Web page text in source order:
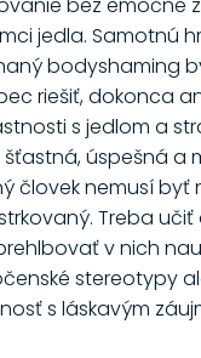
bez emočne
jedla. Samotnú
bodyshaming
riešiť, dokonca
s jedlom a
úspešná a
človek nemusí byť
Treba
v nich
stereotypy
s láskavým